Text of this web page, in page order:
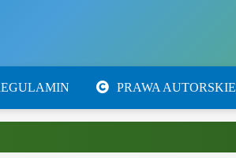
PRAWA AUTORSKIE